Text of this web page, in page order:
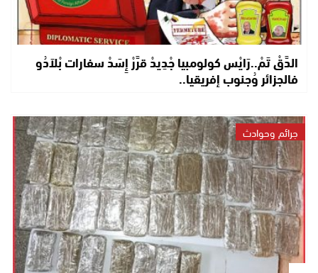
الدَّقْ تَمْ..رَايْس كولومبيا جْدِيدْ قرَّرْ إِسَدْ سفارات بْلاَدُو
فالجزائر وُجنوب إفريقيا..
جرائم وحوادث